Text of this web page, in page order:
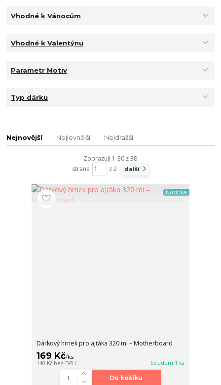
Vhodné k Vánocům
Vhodné k Valentýnu
Parametr Motiv
Typ dárku
Nejnovější Nejlevnější Nejdražší
Zobrazuji 1-30 z 38
strana
z 2 další
Novinka
Dárkový hrnek pro ajťáka 320 ml – Motherboard
169 Kč/ks
140 Kč bez DPH Skladem 1 ks
Do košíku